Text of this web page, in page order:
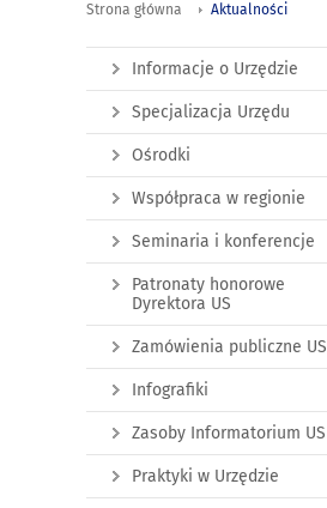
Strona główna Aktualności
Informacje o Urzędzie
Specjalizacja Urzędu
Ośrodki
Współpraca w regionie
Seminaria i konferencje
Patronaty honorowe
Dyrektora US
Zamówienia publiczne US
Infografiki
Zasoby Informatorium US
Praktyki w Urzędzie